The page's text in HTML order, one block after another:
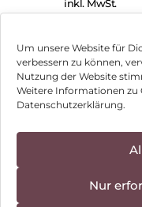
Um unsere Website für
verbessern zu können,
Nutzung der Website
Weitere Informationen zu
Datenschutzerklärung.
Nur
inkl. MwSt.
Impressum